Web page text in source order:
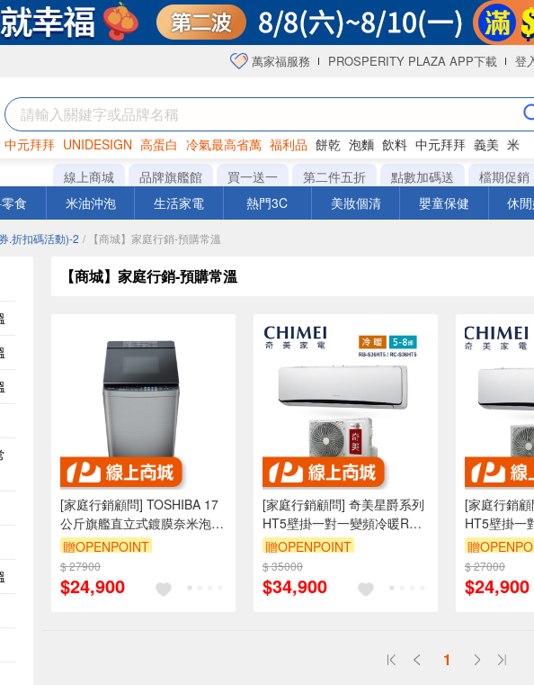
萬家福服務 PROSPERITY PLAZA APP下載 登
中元拜拜 UNIDESIGN 高蛋白 冷氣最高省萬 福利品 餅乾 泡麵 飲料 中元拜拜 義美 米
罐頭 咖啡 海苔
線上商城 品牌旗艦館 買一送一 第二件五折 點數加碼送 檔期促銷
食 米油沖泡 生活家電 熱門3C 美妝個清 嬰童保健 休
.折扣碼活動)-2 / 【商城】家庭行銷-預購常溫
【商城】家庭行銷-預購常溫
[家庭行銷顧問] TOSHIBA 17
公斤旗艦直立式鍍膜奈米泡洗
衣機AW-DMUH17WATA
贈OPENPOINT
$ 27900
$24,900
[家庭行銷顧問] 奇美星爵系列
HT5壁掛一對一變頻冷暖RC-
S36HT5/RB-S36HT5
贈OPENPOINT
$ 35000
$34,900
[家庭行銷
HT5壁掛一
RC-
贈
$ 27000
$24,900
1